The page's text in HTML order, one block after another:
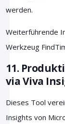
werden.
Weiterführende
Werkzeug
11.
via Viva
Dieses Tool
Insights von